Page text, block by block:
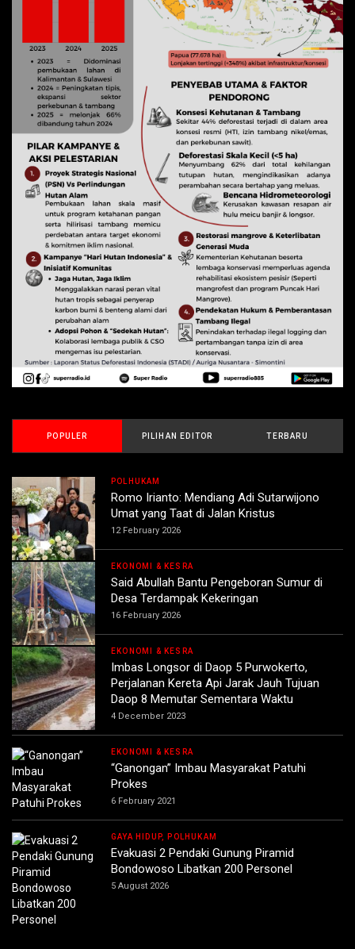
POPULER PILIHAN EDITOR TERBARU
POLHUKAM
Romo Irianto: Mendiang Adi Sutarwijono
Umat yang Taat di Jalan Kristus
12 February 2026
EKONOMI & KESRA
Said Abullah Bantu Pengeboran Sumur di
Desa Terdampak Kekeringan
16 February 2026
EKONOMI & KESRA
Imbas Longsor di Daop 5 Purwokerto,
Perjalanan Kereta Api Jarak Jauh Tujuan
Daop 8 Memutar Sementara Waktu
4 December 2023
EKONOMI & KESRA
“Ganongan” Imbau Masyarakat Patuhi
Prokes
6 February 2021
GAYA HIDUP, POLHUKAM
Evakuasi 2 Pendaki Gunung Piramid
Bondowoso Libatkan 200 Personel
5 August 2026